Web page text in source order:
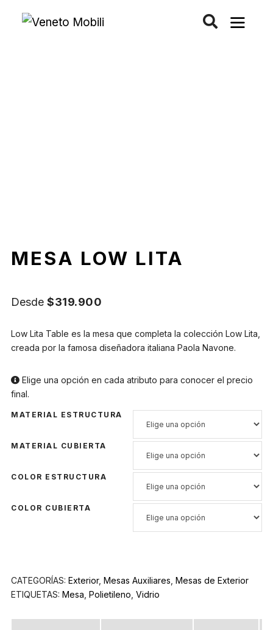
MESA LOW LITA
Desde $319.900
Low Lita Table es la mesa que completa la colección Low Lita,
creada por la famosa diseñadora italiana Paola Navone.
Elige una opción en cada atributo para conocer el precio
final.
MATERIAL ESTRUCTURA
MATERIAL CUBIERTA
COLOR ESTRUCTURA
COLOR CUBIERTA
CATEGORÍAS: Exterior, Mesas Auxiliares Mesas de Exterior
ETIQUETAS: Mesa Polietileno Vidrio